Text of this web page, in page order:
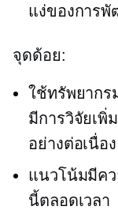
แง่ของการ
จุดด้อย:
ใช้ทรัพยากร
มีการวิจัยเพิ่
อย่างต่อเนื่อง
แนวโน้มมีค
นี้ตลอดเวลา